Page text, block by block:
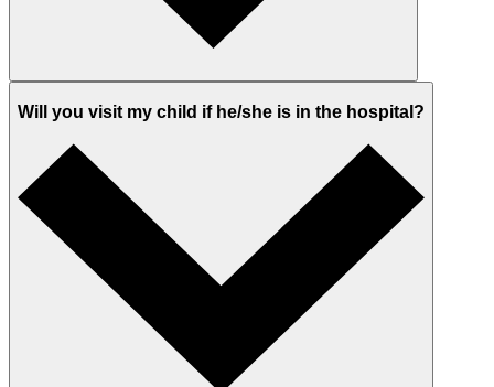
Will you visit my child if he/she is in the hospital?